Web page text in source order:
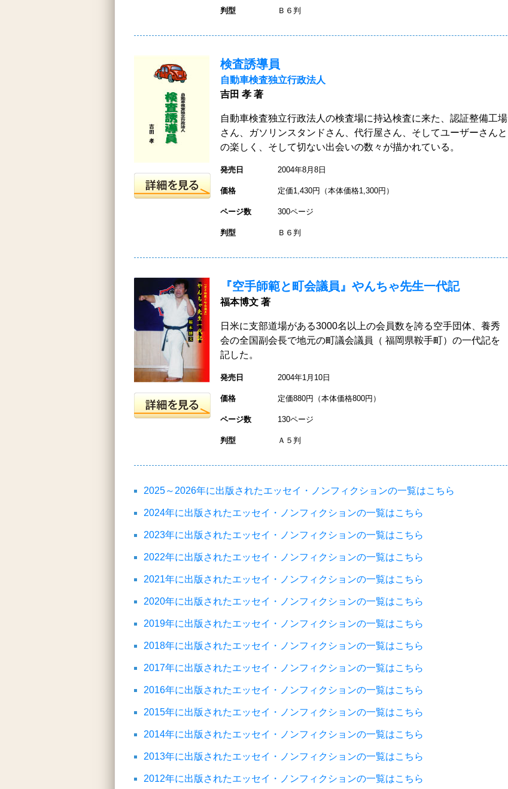
判型 Ｂ６判
検査誘導員
自動車検査独立行政法人
吉田 孝 著
自動車検査独立行政法人の検査場に持込検査に来た、認証整備工場
さん、ガソリンスタンドさん、代行屋さん、そしてユーザーさんと
の楽しく、そして切ない出会いの数々が描かれている。
発売日 2004年8月8日
価格 定価1,430円（本体価格1,300円）
ページ数 300ページ
判型 Ｂ６判
『空手師範と町会議員』やんちゃ先生一代記
福本博文 著
日米に支部道場がある3000名以上の会員数を誇る空手団体、養秀
会の全国副会長で地元の町議会議員（ 福岡県鞍手町）の一代記を
記した。
発売日 2004年1月10日
価格 定価880円（本体価格800円）
ページ数 130ページ
判型 Ａ５判
2025～2026年に出版されたエッセイ・ノンフィクションの一覧はこちら
2024年に出版されたエッセイ・ノンフィクションの一覧はこちら
2023年に出版されたエッセイ・ノンフィクションの一覧はこちら
2022年に出版されたエッセイ・ノンフィクションの一覧はこちら
2021年に出版されたエッセイ・ノンフィクションの一覧はこちら
2020年に出版されたエッセイ・ノンフィクションの一覧はこちら
2019年に出版されたエッセイ・ノンフィクションの一覧はこちら
2018年に出版されたエッセイ・ノンフィクションの一覧はこちら
2017年に出版されたエッセイ・ノンフィクションの一覧はこちら
2016年に出版されたエッセイ・ノンフィクションの一覧はこちら
2015年に出版されたエッセイ・ノンフィクションの一覧はこちら
2014年に出版されたエッセイ・ノンフィクションの一覧はこちら
2013年に出版されたエッセイ・ノンフィクションの一覧はこちら
2012年に出版されたエッセイ・ノンフィクションの一覧はこちら